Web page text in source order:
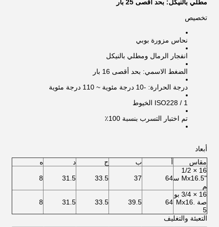
مطلي بالنيكل: بحد أقصى 25 بار
تخصيص
نحاس مزورة بوبي
انفجار الرمال ومطلي بالنيكل
الضغط الاسمي: بحد أقصى 16 بار
درجة الحرارة: -10 درجة مئوية ~ 110 درجة مئوية
ISO228 / 1 الخيوط
تم اختبار التسرب بنسبة 100٪
أبعاد
مقاس
أ ب ج د
ه
16 × 1/2
"Mx16.5 س
م
64
37
33.5
31.5
8
16 × 3/4 بو
صة Mx16.
5
64
39.5
33.5
31.5
8
التعبئة والتغليف